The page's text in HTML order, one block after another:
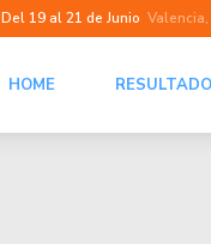
Del 19 al 21 de Junio Valencia,
HOME